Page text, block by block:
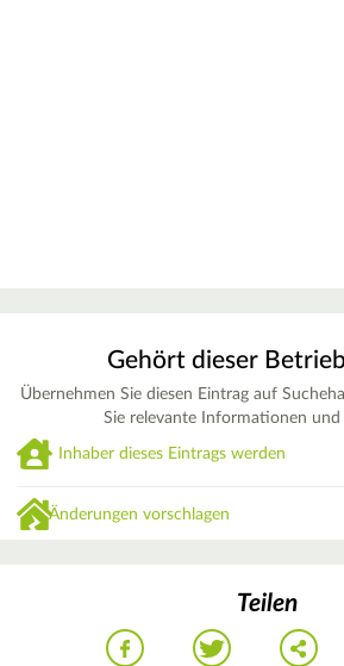
Gehört dieser
Übernehmen Sie diesen Eintrag auf
Sie relevante Informationen und
Inhaber dieses Eintrags werden
Änderungen vorschlagen
Teilen